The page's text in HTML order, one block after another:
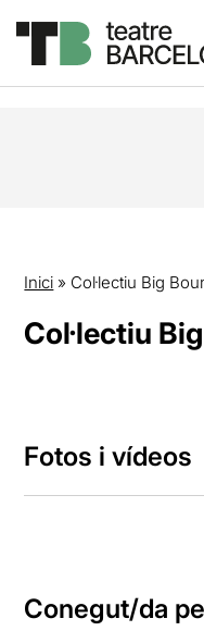
Inici » Col·lectiu Big
Col·lectiu
Fotos i vídeos
Conegut/da